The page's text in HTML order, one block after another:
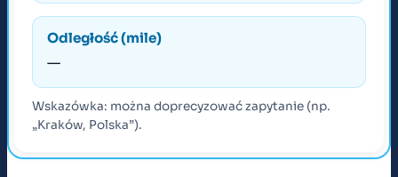
Odległość (mile)
—
Wskazówka: można doprecyzować zapytanie (np.
„Kraków, Polska”).